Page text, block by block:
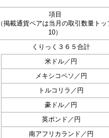
項目
（掲載通貨ペアは当月の取引数量トッ
10）
くりっく３６５合計
米ドル／円
メキシコペソ／円
トルコリラ／円
豪ドル／円
英ポンド／円
南アフリカランド／円